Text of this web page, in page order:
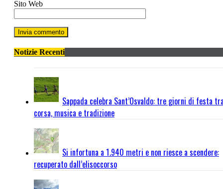
Sito Web
Notizie Recenti
Sappada celebra Sant’Osvaldo: tre giorni di festa
corsa, musica e tradizione
Si infortuna a 1.940 metri e non riesce a scendere:
recuperato dall’elisoccorso